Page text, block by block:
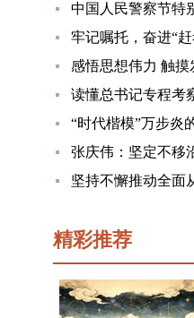
中国人民警察节特
牢记嘱托，奋进“
感悟思想伟力 触摸
读懂总书记专程考
“时代楷模”万步炎
张庆伟：坚定不移
向前进 凝心聚力奋
坚持不懈推动全面
精彩推荐